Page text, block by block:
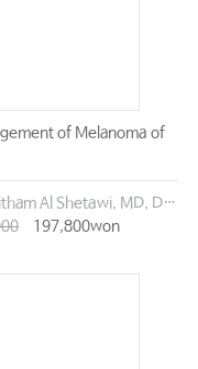
of Melanoma of
Al Haitham Al Shetawi, MD, DMD
197,800won